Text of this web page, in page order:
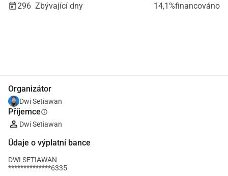
296 Zbývající dny 14,1%financováno
Organizátor
Dwi Setiawan
Příjemceinfo
Dwi Setiawan
Údaje o výplatní bance
DWI SETIAWAN
**************6335